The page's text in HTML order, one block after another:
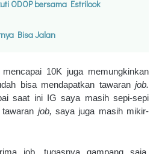
ODOP bersama Estrilook
Bisa Jalan
mencapai 10K juga memungkinkan
bisa mendapatkan tawaran
saat ini IG saya masih sepi-sepi
job, saya juga masih mikir-
job, tugasnya gampang saja.